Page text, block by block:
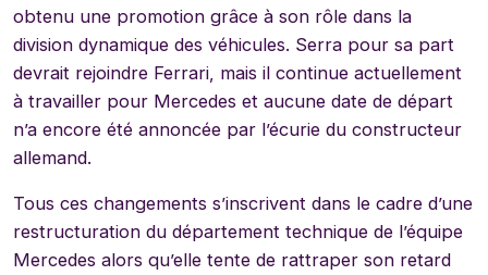
obtenu une promotion grâce à son rôle dans la
division dynamique des véhicules. Serra pour sa part
devrait rejoindre Ferrari, mais il continue actuellement
à travailler pour Mercedes et aucune date de départ
n’a encore été annoncée par l’écurie du constructeur
allemand.
Tous ces changements s’inscrivent dans le cadre d’une
restructuration du département technique de l’équipe
Mercedes alors qu’elle tente de rattraper son retard